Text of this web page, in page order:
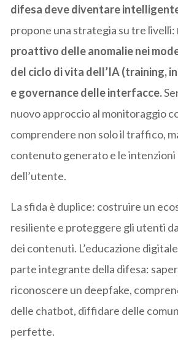
difesa deve diventare
propone una strategia su tre livelli:
proattivo delle anomalie nei
del ciclo di vita dell’IA (training,
e governance delle interfacce.
nuovo approccio al monitoraggio
comprendere non solo il traffico,
contenuto generato e le
dell’utente.
La sfida è duplice: costruire un
resiliente e proteggere gli utenti
dei contenuti. L’educazione
parte integrante della difesa:
riconoscere un deepfake,
delle chatbot, diffidare delle
perfette.